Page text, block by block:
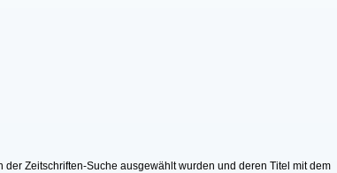
Zeitschriften-Suche ausgewählt wurden und deren Titel mit dem